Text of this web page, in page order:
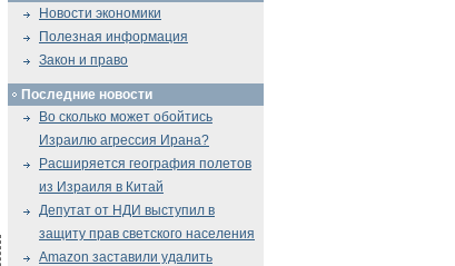
Новости экономики
Полезная информация
Закон и право
Последние новости
Во сколько может обойтись
Израилю агрессия Ирана?
Расширяется география полетов
из Израиля в Китай
Депутат от НДИ выступил в
защиту прав светского населения
Amazon заставили удалить